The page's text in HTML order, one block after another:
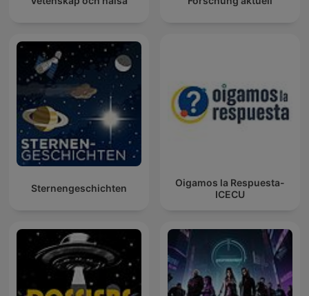
Sternengeschichten
Oigamos la Respuesta-
ICECU